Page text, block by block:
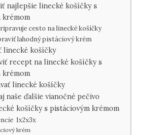
najlepšie linecké košíčky s
krémom
cesto na linecké košíčky
lahodný pistáciový krém
linecké košíčky
recept na linecké košíčky s
krémom
linecké košíčky
naše ďalšie vianočné pečivo
košíčky s pistáciovým krémom
1x2x3x
krém